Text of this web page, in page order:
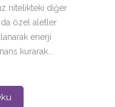
nitelikteki diğer
özel aletler
enerji
kurarak...